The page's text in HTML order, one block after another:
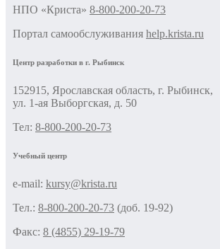
НПО «Криста» 8-800-200-20-73
Портал самообслуживания help.krista.ru
Центр разработки в г. Рыбинск
152915, Ярославская область, г. Рыбинск,
ул. 1-ая Выборгская, д. 50
Тел: 8-800-200-20-73
Учебный центр
e-mail: kursy@krista.ru
Тел.: 8-800-200-20-73 (доб. 19-92)
Факс: 8 (4855) 29-19-79